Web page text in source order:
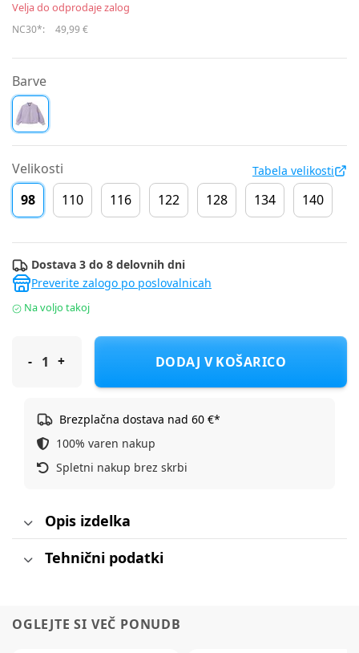
Velja do odprodaje zalog
NC30*: 49,99 €
Barve
Velikosti Tabela velikosti
98 110 116 122 128 134 140
Dostava 3 do 8 delovnih dni
Preverite zalogo po poslovalnicah
Na voljo takoj
S.Oliver jakna prehodna DR 2178169 D Vijolična 98
DODAJ V KOŠARICO
Brezplačna dostava nad 60 €*
100% varen nakup
Spletni nakup brez skrbi
Opis izdelka
Tehnični podatki
OGLEJTE SI VEČ PONUDB